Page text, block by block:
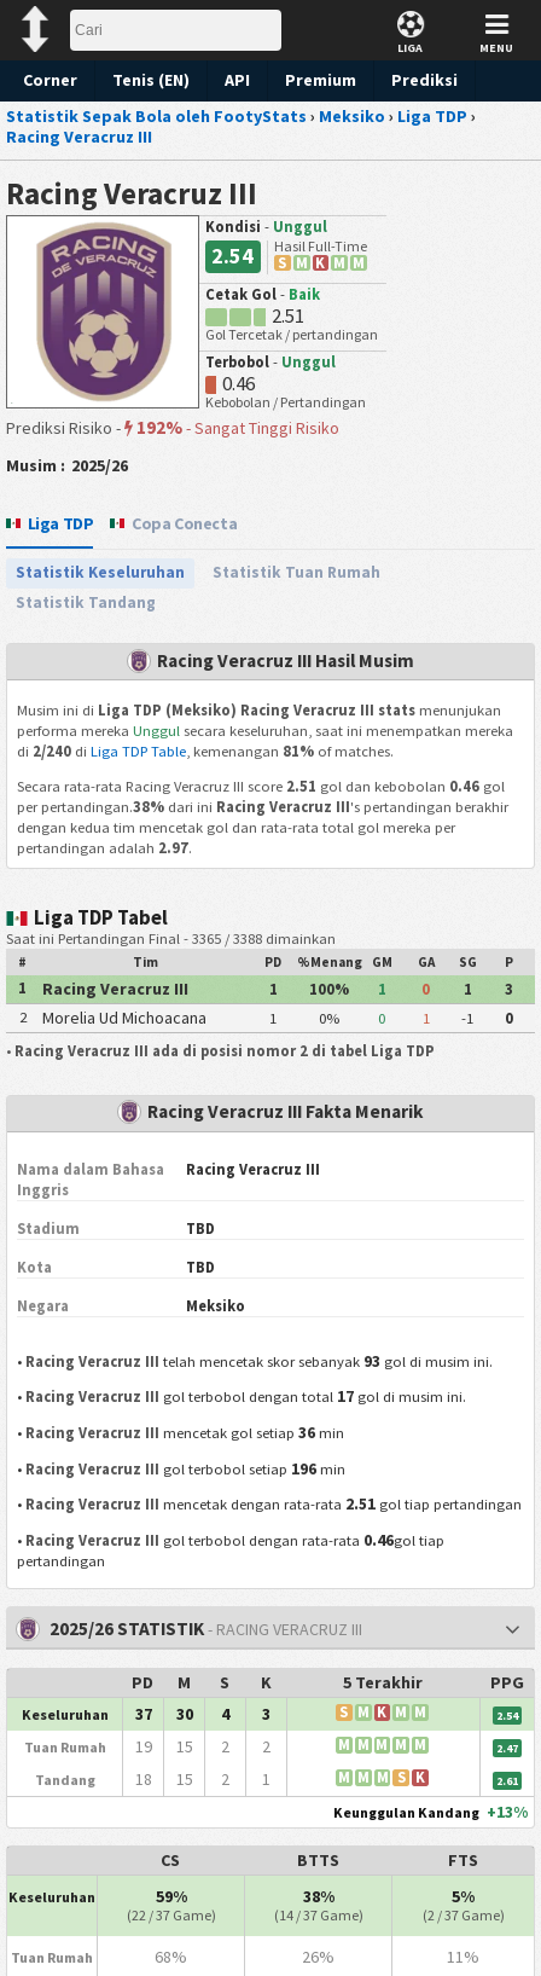
LIGA MENU
Corner Tenis (EN) API Premium
Prediksi
Statistik Sepak Bola oleh FootyStats › Meksiko › Liga TDP ›
Racing Veracruz III
Racing Veracruz III
Kondisi - Unggul
2.54
Hasil Full-Time
S M K M M
Cetak Gol - Baik
2.51
Gol Tercetak / pertandingan
Terbobol - Unggul
0.46
Kebobolan / Pertandingan
Prediksi Risiko - 192%-Sangat Tinggi Risiko
Musim : 2025/26
Liga TDP Copa Conecta
Statistik Keseluruhan
Statistik Tuan Rumah
Statistik Tandang
Racing Veracruz III Hasil Musim
Musim ini di Liga TDP (Meksiko) Racing Veracruz III statsmenunjukan
performa mereka Unggul secara keseluruhan, saat ini menempatkan mereka
di 2/240di Liga TDP Table, kemenangan 81%of matches.
Secara rata-rata Racing Veracruz III score 2.51 gol dan kebobolan 0.46gol
per pertandingan.38%dari ini Racing Veracruz III's pertandingan berakhir
dengan kedua tim mencetak gol dan rata-rata total gol mereka per
pertandingan adalah 2.97.
Liga TDP Tabel
Saat ini Pertandingan Final - 3365 / 3388 dimainkan
# Tim PD %Menang GM GA SG P
1 Racing Veracruz III 1 100% 1 0 1
3
2
Morelia Ud Michoacana 1 0% 0 1 -1
0
• Racing Veracruz III ada di posisi nomor 2 di tabel Liga TDP
Racing Veracruz III Fakta Menarik
Nama dalam Bahasa
Inggris
Racing Veracruz III
Stadium TBD
Kota TBD
Negara Meksiko
• Racing Veracruz III telah mencetak skor sebanyak 93 gol di musim ini.
• Racing Veracruz III gol terbobol dengan total 17 gol di musim ini.
• Racing Veracruz III mencetak gol setiap36 min
• Racing Veracruz III gol terbobol setiap 196 min
• Racing Veracruz III mencetak dengan rata-rata 2.51 gol tiap pertandingan
• Racing Veracruz III gol terbobol dengan rata-rata 0.46gol tiap
pertandingan
2025/26 STATISTIK- RACING VERACRUZ III
PD M S K 5 Terakhir PPG
Keseluruhan 37 30 4 3 S M K M M 2.54
Tuan Rumah 19 15 2 2 M M M M M 2.47
Tandang 18 15 2 1 M M M S K 2.61
Keunggulan Kandang +13%
CS BTTS FTS
Keseluruhan 59%
(22 / 37 Game)
38%
(14 / 37 Game)
5%
(2 / 37 Game)
Tuan Rumah 68% 26% 11%